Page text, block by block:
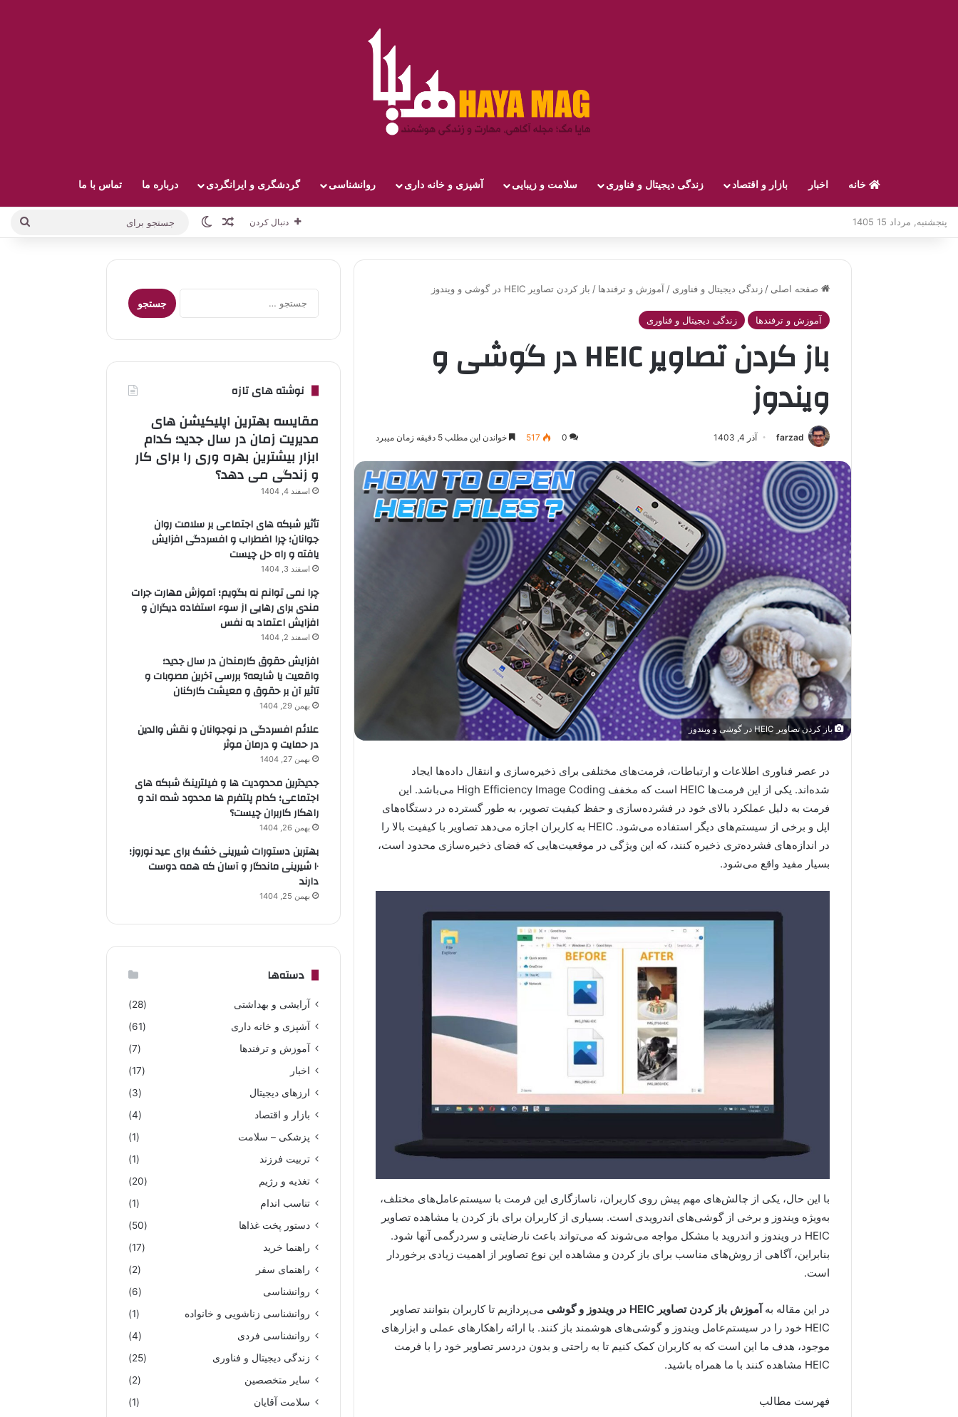
خانه اخبار بازار و اقتصاد زندگی دیجیتال و فناوری سلامت و زیبایی آشپزی و خانه داری روانشناسی گردشگری و ایرانگردی درباره ما تماس با ما
پنجشنبه, مرداد 15 1405 دنبال کردن نوشته تصادفی
تغییر پوسته
صفحه اصلی / زندگی دیجیتال و فناوری / آموزش و ترفندها / باز کردن تصاویر HEIC در گوشی و ویندوز
آموزش و ترفندها زندگی دیجیتال و فناوری
باز کردن تصاویر HEIC در گوشی و
ویندوز
farzad آذر 4, 1403 0
517 خواندن این مطلب 5 دقیقه زمان میبرد
باز کردن تصاویر HEIC در گوشی و ویندوز
در عصر فناوری اطلاعات و ارتباطات، فرمت‌های مختلفی برای ذخیره‌سازی و انتقال داده‌ها ایجاد
شده‌اند. یکی از این فرمت‌ها HEIC است که مخفف High Efficiency Image Coding می‌باشد. این
فرمت به دلیل عملکرد بالای خود در فشرده‌سازی و حفظ کیفیت تصویر، به طور گسترده در دستگاه‌های
اپل و برخی از سیستم‌های دیگر استفاده می‌شود. HEIC به کاربران اجازه می‌دهد تصاویر با کیفیت بالا را
در اندازه‌های فشرده‌تری ذخیره کنند، که این ویژگی در موقعیت‌هایی که فضای ذخیره‌سازی محدود است،
بسیار مفید واقع می‌شود.
با این حال، یکی از چالش‌های مهم پیش روی کاربران، ناسازگاری این فرمت با سیستم‌عامل‌های مختلف،
به‌ویژه ویندوز و برخی از گوشی‌های اندرویدی است. بسیاری از کاربران برای باز کردن یا مشاهده تصاویر
HEIC در ویندوز و اندروید با مشکل مواجه می‌شوند که می‌تواند باعث نارضایتی و سردرگمی آنها شود.
بنابراین، آگاهی از روش‌های مناسب برای باز کردن و مشاهده این نوع تصاویر از اهمیت زیادی برخوردار
است.
در این مقاله بهآموزش باز کردن تصاویر HEIC در ویندوز و گوشی
می‌پردازیم تا کاربران بتوانند تصاویر
HEIC خود را در سیستم‌عامل ویندوز و گوشی‌های هوشمند باز کنند. با ارائه راهکارهای عملی و ابزارهای
موجود، هدف ما این است که به کاربران کمک کنیم تا به راحتی و بدون دردسر تصاویر خود را با فرمت
HEIC مشاهده کنند با ما همراه باشید.
فهرست مطالب
جستجو
برای:
نوشته های تازه
مقایسه بهترین اپلیکیشن های
مدیریت زمان در سال جدید؛ کدام
ابزار بیشترین بهره وری را برای کار
و زندگی می دهد؟
اسفند 4, 1404
تأثیر شبکه های اجتماعی بر سلامت روان
جوانان؛ چرا اضطراب و افسردگی افزایش
یافته و راه حل چیست
اسفند 3, 1404
چرا نمی توانم نه بگویم؛ آموزش مهارت جرات
مندی برای رهایی از سوء استفاده دیگران و
افزایش اعتماد به نفس
اسفند 2, 1404
افزایش حقوق کارمندان در سال جدید؛
واقعیت یا شایعه؟ بررسی آخرین مصوبات و
تاثیر آن بر حقوق و معیشت کارکنان
بهمن 29, 1404
علائم افسردگی در نوجوانان و نقش والدین
در حمایت و درمان موثر
بهمن 27, 1404
جدیدترین محدودیت ها و فیلترینگ شبکه های
اجتماعی؛ کدام پلتفرم ها محدود شده اند و
راهکار کاربران چیست؟
بهمن 26, 1404
بهترین دستورات شیرینی خشک برای عید نوروز؛
۱۰ شیرینی ماندگار و آسان که همه دوست
دارند
بهمن 25, 1404
دسته‌ها
آرایشی و بهداشتی
(28)
آشپزی و خانه داری
(61)
آموزش و ترفندها
(7)
اخبار
(17)
ارزهای دیجیتال
(3)
بازار و اقتصاد
(4)
پزشکی – سلامت
(1)
تربیت فرزند
(1)
تغذیه و رژیم
(20)
تناسب اندام
(1)
دستور پخت غذاها
(50)
راهنما خرید
(17)
راهنمای سفر
(2)
روانشناسی
(6)
روانشناسی زناشویی و خانواده
(1)
روانشناسی فردی
(4)
زندگی دیجیتال و فناوری
(25)
سایر متخصصین
(2)
سلامت آقایان
(1)